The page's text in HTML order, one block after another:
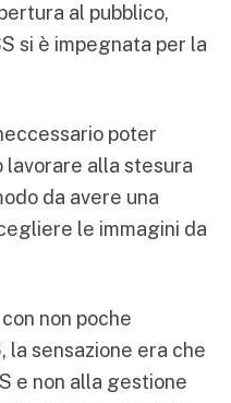
al pubblico,
si è impegnata per la
poter
alla stesura
da avere una
le immagini da
non poche
sensazione era che
e non alla gestione